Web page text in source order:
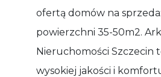
ofertą domów na
powierzchni 35-50m2.
Nieruchomości Szczecin
wysokiej jakości i